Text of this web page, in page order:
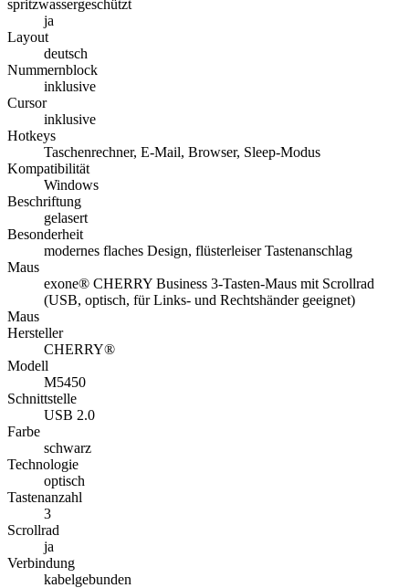
spritzwassergeschützt
ja
Layout
deutsch
Nummernblock
inklusive
Cursor
inklusive
Hotkeys
Taschenrechner, E-Mail, Browser, Sleep-Modus
Kompatibilität
Windows
Beschriftung
gelasert
Besonderheit
modernes flaches Design, flüsterleiser Tastenanschlag
Maus
exone® CHERRY Business 3-Tasten-Maus mit Scrollrad
(USB, optisch, für Links- und Rechtshänder geeignet)
Maus
Hersteller
CHERRY®
Modell
M5450
Schnittstelle
USB 2.0
Farbe
schwarz
Technologie
optisch
Tastenanzahl
3
Scrollrad
ja
Verbindung
kabelgebunden